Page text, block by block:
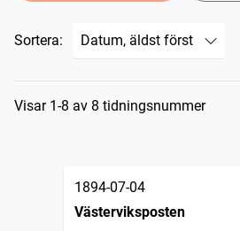
Sortera:
Sökresultat
Visar 1-8 av 8 tidningsnummer
1894-07-04
Västerviksposten